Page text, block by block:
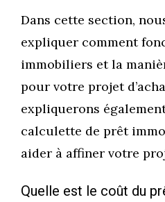
Dans cette section,
expliquer comment
immobiliers et la
pour votre projet
expliquerons
calculette de prêt
aider à affiner votre
Quelle est le coût du